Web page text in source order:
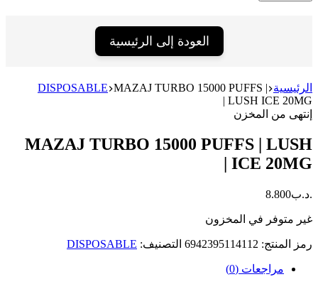
العودة إلى الرئيسية
الرئيسية DISPOSABLE MAZAJ TURBO 15000 PUFFS |
LUSH ICE 20MG |
إنتهى من المخزن
MAZAJ TURBO 15000 PUFFS | LUSH
ICE 20MG |
.د.ب8.800
غير متوفر في المخزون
رمز المنتج: 6942395114112 التصنيف: DISPOSABLE
مراجعات (0)